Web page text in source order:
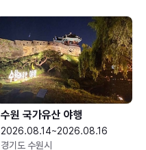
수원 국가유산 야행
2026.08.14~2026.08.16
경기도 수원시